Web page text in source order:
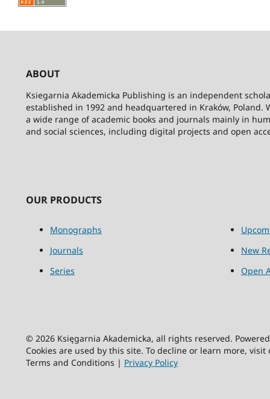
ABOUT
Ksiegarnia Akademicka Publishing is an independent
established in 1992 and headquartered in Kraków, Poland.
a wide range of academic books and journals mainly in
and social sciences, including digital projects and open
OUR PRODUCTS
Monographs
Journals
Series
New
Open
© 2026 Księgarnia Akademicka, all rights reserved.
Cookies are used by this site. To decline or learn more,
Terms and Conditions | Privacy Policy